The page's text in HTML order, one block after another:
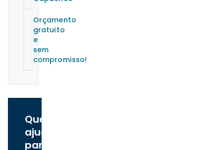
Orçamento
gratuito
e
sem
compromisso!
Quer
ajuda
para